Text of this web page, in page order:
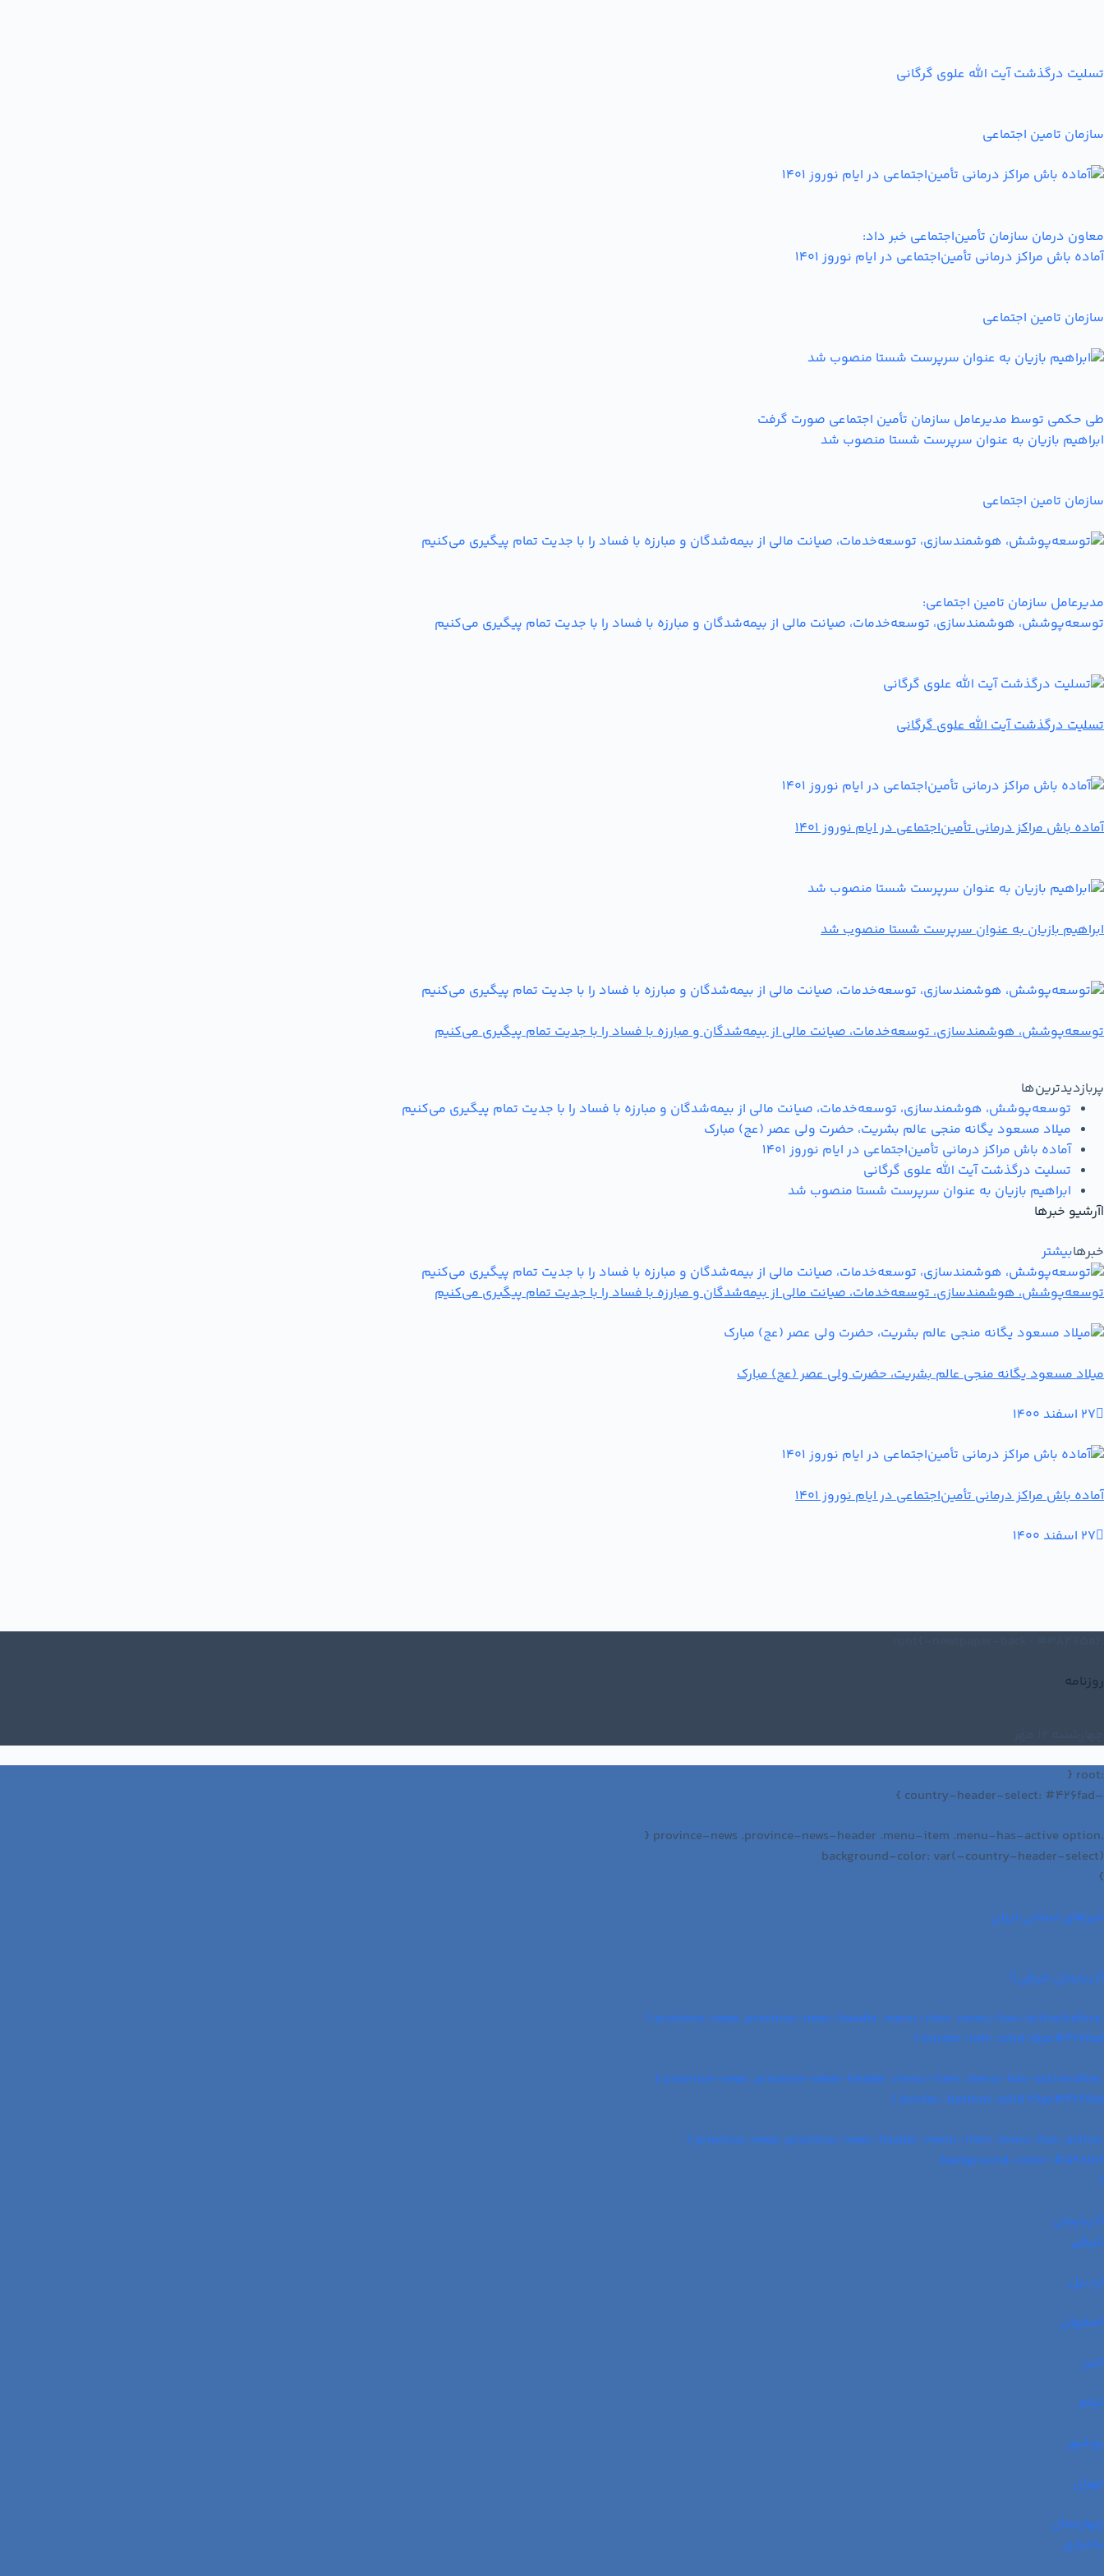
تسلیت درگذشت آیت الله علوی گرگانی
سازمان تامین اجتماعی
معاون درمان سازمان تأمین‌اجتماعی خبر داد:
آماده باش مراکز درمانی تأمین‌اجتماعی در ایام نوروز 1401
سازمان تامین اجتماعی
طی حکمی توسط مدیرعامل سازمان تأمین اجتماعی صورت گرفت
ابراهیم بازیان به عنوان سرپرست شستا منصوب شد
سازمان تامین اجتماعی
مدیرعامل سازمان تامین اجتماعی:
توسعه‌پوشش، هوشمندسازی، توسعه‌خدمات، صیانت مالی از بیمه‌شدگان و مبارزه با فساد را با جدیت تمام پیگیری می‌کنیم
تسلیت درگذشت آیت الله علوی گرگانی
آماده باش مراکز درمانی تأمین‌اجتماعی در ایام نوروز 1401
ابراهیم بازیان به عنوان سرپرست شستا منصوب شد
توسعه‌پوشش، هوشمندسازی، توسعه‌خدمات، صیانت مالی از بیمه‌شدگان و مبارزه با فساد را با جدیت تمام پیگیری می‌کنیم
پربازدیدترین‌ها
توسعه‌پوشش، هوشمندسازی، توسعه‌خدمات، صیانت مالی از بیمه‌شدگان و مبارزه با فساد را با جدیت تمام پیگیری می‌کنیم
میلاد مسعود یگانه منجی عالم بشریت، حضرت ولی عصر (عج) مبارک
آماده باش مراکز درمانی تأمین‌اجتماعی در ایام نوروز 1401
تسلیت درگذشت آیت الله علوی گرگانی
ابراهیم بازیان به عنوان سرپرست شستا منصوب شد
|آرشیو خبرها
خبرهابیشتر
توسعه‌پوشش، هوشمندسازی، توسعه‌خدمات، صیانت مالی از بیمه‌شدگان و مبارزه با فساد را با جدیت تمام پیگیری می‌کنیم
میلاد مسعود یگانه منجی عالم بشریت، حضرت ولی عصر (عج) مبارک
27 اسفند 1400
آماده باش مراکز درمانی تأمین‌اجتماعی در ایام نوروز 1401
27 اسفند 1400
روزنامه
:root {
–country-header-select: #426fad }
.province-news .province-news-header .menu-item .menu-has-active option {
background-color: var(–country-header-select)
}
خبرهای استانی ایران
آذربایجان شرقی
.province-news .province-news-header .menu-item .menu-has-active:before {
border-left: solid 15px#426fad }
.province-news .province-news-header .menu-item .menu-has-active:after {
border-bottom: solid 26px#426fad }
.province-news .province-news-header .menu-item .menu-has-active {
background-color: #5281bf;
}
آذربایجان
شرقی
اردبیل
اصفهان
البرز
ایلام
بوشهر
تهران
چهارمحال
بختیاری